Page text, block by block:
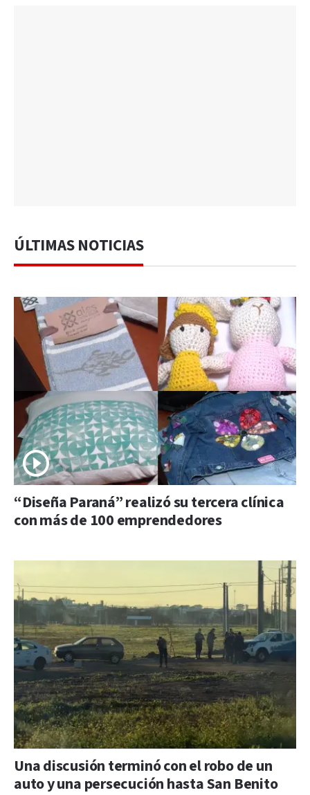
ÚLTIMAS NOTICIAS
“Diseña Paraná” realizó su tercera clínica
con más de 100 emprendedores
Una discusión terminó con el robo de un
auto y una persecución hasta San Benito